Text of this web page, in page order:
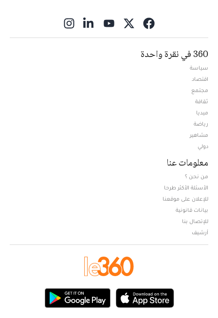
360 في نقرة واحدة
سياسة
اقتصاد
مجتمع
ثقافة
ميديا
رياضة
مشاهير
دولي
معلومات عنا
من نحن ؟
الأسئلة الأكثر طرحا
للإعلان على موقعنا
بيانات قانونية
للإتصال بنا
أرشيف